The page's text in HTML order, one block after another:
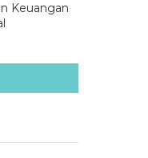
Keuangan